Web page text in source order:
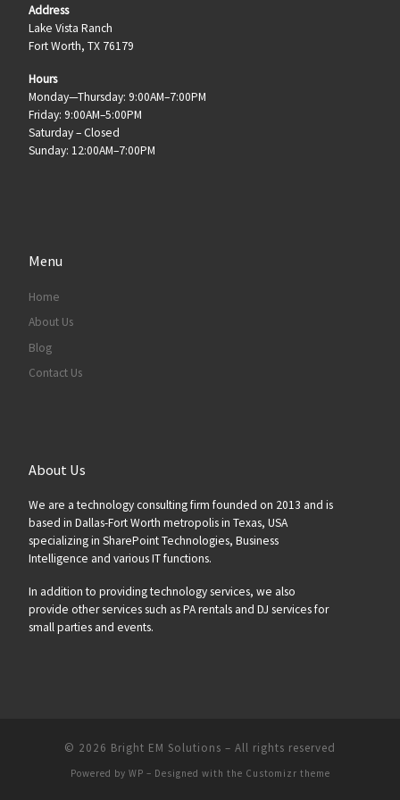
Address
Lake Vista Ranch
Fort Worth, TX 76179
Hours
Monday—Thursday: 9:00AM–7:00PM
Friday: 9:00AM–5:00PM
Saturday – Closed
Sunday: 12:00AM–7:00PM
Menu
Home
About Us
Blog
Contact Us
About Us
We are a technology consulting firm founded on 2013 and is
based in Dallas-Fort Worth metropolis in Texas, USA
specializing in SharePoint Technologies, Business
Intelligence and various IT functions.
In addition to providing technology services, we also
provide other services such as PA rentals and DJ services for
small parties and events.
© 2026 Bright EM Solutions – All rights reserved
Powered by WP – Designed with the Customizr theme